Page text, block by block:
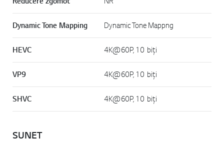
Dynamic Tone Mapping Dynamic Tone Mappng
HEVC 4K@60P, 10 biți
VP9 4K@60P, 10 biți
SHVC 4K@60P, 10 biți
SUNET